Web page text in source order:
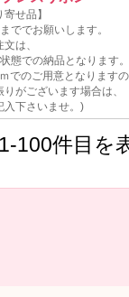
寄せ品】
ででお願いします。
は、
態での納品となります。
でのご用意となります
がございます場合は、
入下さいませ。)
100件目を